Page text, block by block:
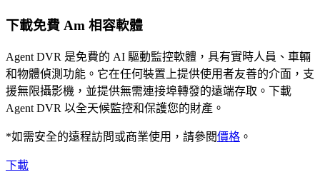
下載免費 Am 相容軟體
Agent DVR 是免費的 AI 驅動監控軟體，具有實時人員、車輛
和物體偵測功能。它在任何裝置上提供使用者友善的介面，支
援無限攝影機，並提供無需連接埠轉發的遠端存取。下載
Agent DVR 以全天候監控和保護您的財產。
*如需安全的遠程訪問或商業使用，請參閱價格 。
下載